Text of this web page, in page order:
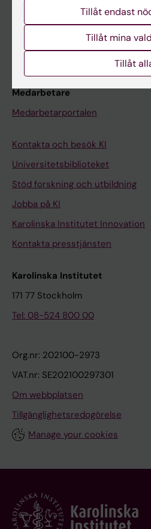
Kurs- och programwebbar
Student på KI
Medarbetare
Medarbetarportalen
Kontakta och besök KI
Universitetsbiblioteket
Stöd forskning och utbildning
Jobba på KI
Karolinska Institutet Innovation
Kontakta presstjänsten
Karolinska Institutet
171 77 Stockholm
Tel: 08-524 800 00
Org.nr: 202100-2973
VAT.nr: SE202100297301
Om webbplatsen
Tillgänglighetsredogörelse
Manage your cookies
Tillåt endast
Tillåt mina
Tillåt